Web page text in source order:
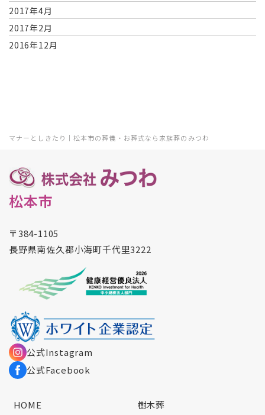
マナーとしきたり｜松本市の葬儀・お葬式なら家族葬のみつわ
2017年4月
2017年2月
2016年12月
松本市
〒384-1105
長野県南佐久郡小海町千代里3222
公式Instagram
公式Facebook
HOME
樹木葬